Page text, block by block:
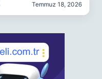
Temmuz 18, 2026